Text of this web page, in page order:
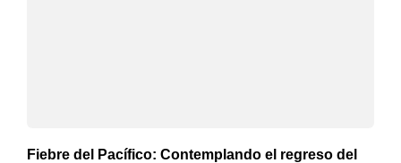
Fiebre del Pacífico: Contemplando el regreso del